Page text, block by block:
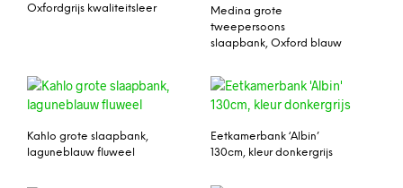
Oxfordgrijs kwaliteitsleer
Medina grote
tweepersoons
slaapbank, Oxford blauw
Kahlo grote slaapbank,
laguneblauw fluweel
Eetkamerbank ‘Albin’
130cm, kleur donkergrijs